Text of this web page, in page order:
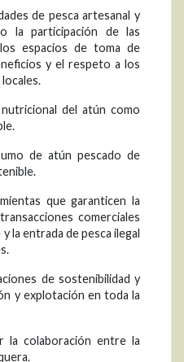
de pesca artesanal y
la participación de las
espacios de toma de
y el respeto a los
del atún como
de atún pescado de
que garanticen la
comerciales
la entrada de pesca ilegal
de sostenibilidad y
y explotación en toda la
colaboración entre la